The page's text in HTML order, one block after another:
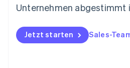
Unternehmen abgestimmt
Jetzt starten Sales-
Österreich
Polen
English
Portugal